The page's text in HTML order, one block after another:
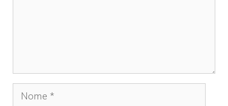
Nome